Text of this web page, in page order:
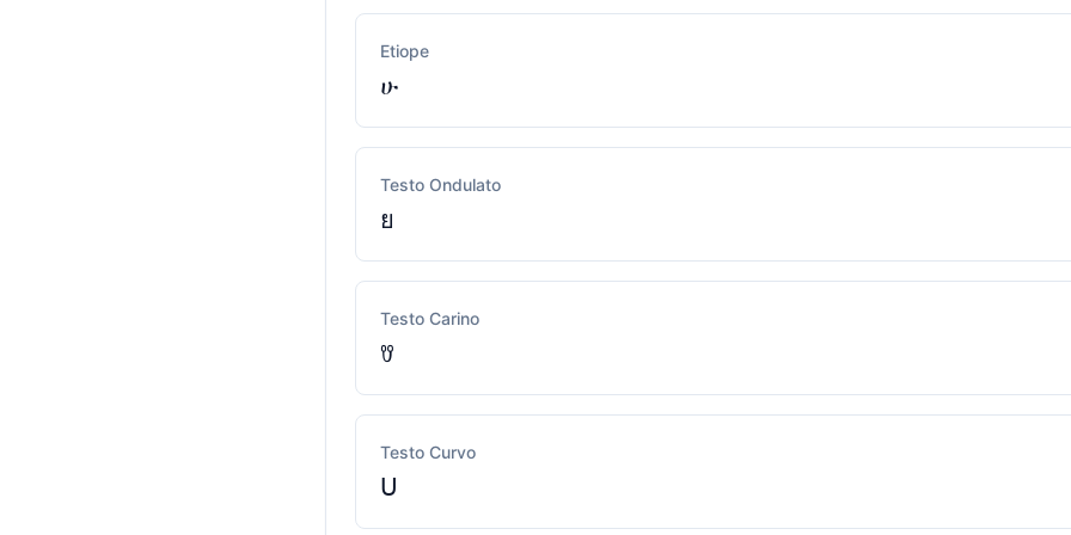
Etiope
ሁ
Testo Ondulato
ย
Testo Carino
ꀎ
Testo Curvo
ᑌ